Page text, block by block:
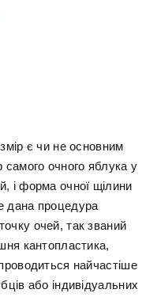
є чи не основним
самого очного яблука у
і форма очної щілини
дана процедура
очей, так званий
кантопластика,
найчастіше
або індивідуальних